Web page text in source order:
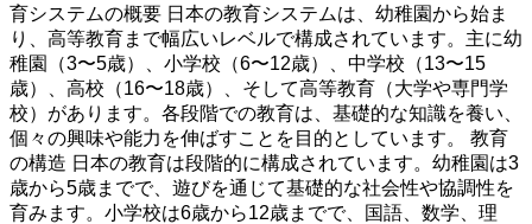
育システムの概要 日本の教育システムは、幼稚園から始ま
り、高等教育まで幅広いレベルで構成されています。主に幼
稚園（3〜5歳）、小学校（6〜12歳）、中学校（13〜15
歳）、高校（16〜18歳）、そして高等教育（大学や専門学
校）があります。各段階での教育は、基礎的な知識を養い、
個々の興味や能力を伸ばすことを目的としています。 教育
の構造 日本の教育は段階的に構成されています。幼稚園は3
歳から5歳までで、遊びを通じて基礎的な社会性や協調性を
育みます。小学校は6歳から12歳までで、国語、数学、理